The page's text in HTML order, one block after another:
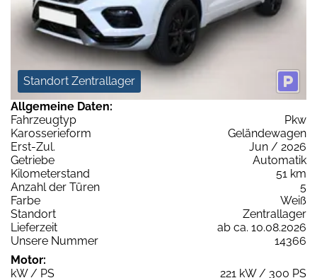
Standort Zentrallager
Allgemeine Daten:
Fahrzeugtyp
Pkw
Karosserieform
Geländewagen
Erst-Zul.
Jun / 2026
Getriebe
Automatik
Kilometerstand
51 km
Anzahl der Türen
5
Farbe
Weiß
Standort
Zentrallager
Lieferzeit
ab ca. 10.08.2026
Unsere Nummer
14366
Motor:
kW / PS
221 kW / 300 PS